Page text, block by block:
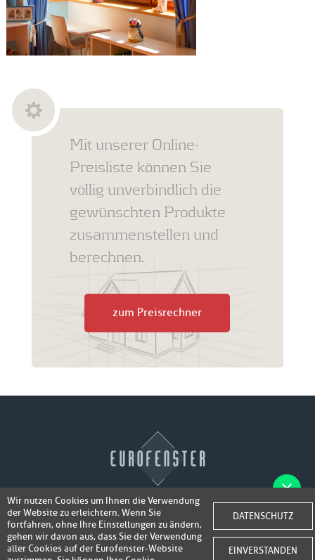
Wir nutzen Cookies um Ihnen die Verwendung
der Website zu erleichtern. Wenn Sie
fortfahren, ohne Ihre Einstellungen zu ändern,
gehen wir davon aus, dass Sie der Verwendung
aller Cookies auf der Eurofenster-Website
DATENSCHUTZ
EINVERSTANDEN
Fotos der Fenster/Elemente per WhatsApp
senden und ein Super-Angebotinkl. 50,-
bis 100,- EURGutschrift erhalten!
Mit unserer Online-
Preisliste können Sie
völlig unverbindlich die
gewünschten Produkte
zusammenstellen und
berechnen.
zum Preisrechner
© 2026 Eurofenster
Webdesign byWebidea Advance